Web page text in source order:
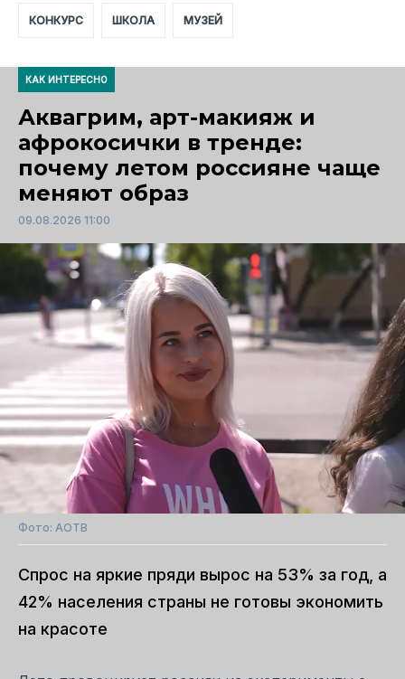
КОНКУРС ШКОЛА МУЗЕЙ
КАК ИНТЕРЕСНО
Аквагрим, арт-макияж и
афрокосички в тренде:
почему летом россияне чаще
меняют образ
09.08.2026 11:00
Фото: АОТВ
Спрос на яркие пряди вырос на 53% за год, а
42% населения страны не готовы экономить
на красоте